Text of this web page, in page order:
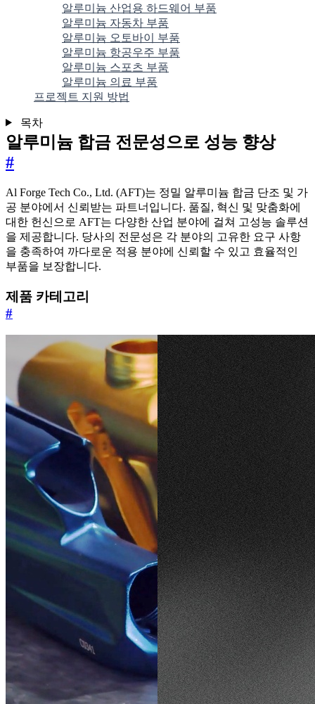
알루미늄 산업용 하드웨어 부품
알루미늄 자동차 부품
알루미늄 오토바이 부품
알루미늄 항공우주 부품
알루미늄 스포츠 부품
알루미늄 의료 부품
프로젝트 지원 방법
목차
알루미늄 합금 전문성으로 성능 향상
#
Al Forge Tech Co., Ltd. (AFT)는 정밀 알루미늄 합금 단조 및 가
공 분야에서 신뢰받는 파트너입니다. 품질, 혁신 및 맞춤화에
대한 헌신으로 AFT는 다양한 산업 분야에 걸쳐 고성능 솔루션
을 제공합니다. 당사의 전문성은 각 분야의 고유한 요구 사항
을 충족하여 까다로운 적용 분야에 신뢰할 수 있고 효율적인
부품을 보장합니다.
제품 카테고리
#